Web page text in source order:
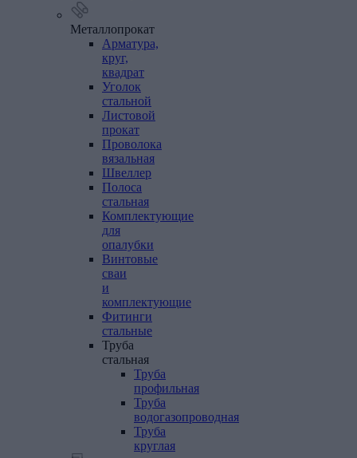
Металлопрокат
Арматура,
круг,
квадрат
Уголок
стальной
Листовой
прокат
Проволока
вязальная
Швеллер
Полоса
стальная
Комплектующие
для
опалубки
Винтовые
сваи
и
комплектующие
Фитинги
стальные
Труба
стальная
Труба
профильная
Труба
водогазопроводная
Труба
круглая